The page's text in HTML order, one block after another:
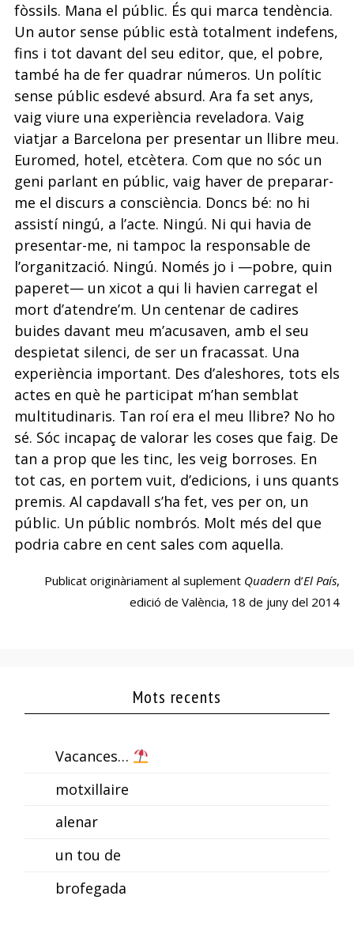
fòssils. Mana el públic. És qui marca tendència.
Un autor sense públic està totalment indefens,
fins i tot davant del seu editor, que, el pobre,
també ha de fer quadrar números. Un polític
sense públic esdevé absurd. Ara fa set anys,
vaig viure una experiència reveladora. Vaig
viatjar a Barcelona per presentar un llibre meu.
Euromed, hotel, etcètera. Com que no sóc un
geni parlant en públic, vaig haver de preparar-
me el discurs a consciència. Doncs bé: no hi
assistí ningú, a l’acte. Ningú. Ni qui havia de
presentar-me, ni tampoc la responsable de
l’organització. Ningú. Només jo i —pobre, quin
paperet— un xicot a qui li havien carregat el
mort d’atendre’m. Un centenar de cadires
buides davant meu m’acusaven, amb el seu
despietat silenci, de ser un fracassat. Una
experiència important. Des d’aleshores, tots els
actes en què he participat m’han semblat
multitudinaris. Tan roí era el meu llibre? No ho
sé. Sóc incapaç de valorar les coses que faig. De
tan a prop que les tinc, les veig borroses. En
tot cas, en portem vuit, d’edicions, i uns quants
premis. Al capdavall s’ha fet, ves per on, un
públic. Un públic nombrós. Molt més del que
podria cabre en cent sales com aquella.
Publicat originàriament al suplement Quadern d’El País,
edició de València, 18 de juny del 2014
Mots recents
Vacances…
motxillaire
alenar
un tou de
brofegada